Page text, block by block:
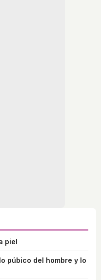
piel
púbico del hombre y lo